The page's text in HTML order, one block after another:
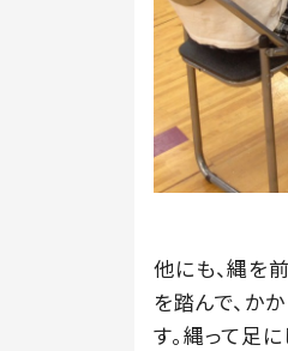
他にも、縄を
を踏んで、か
す。縄って足